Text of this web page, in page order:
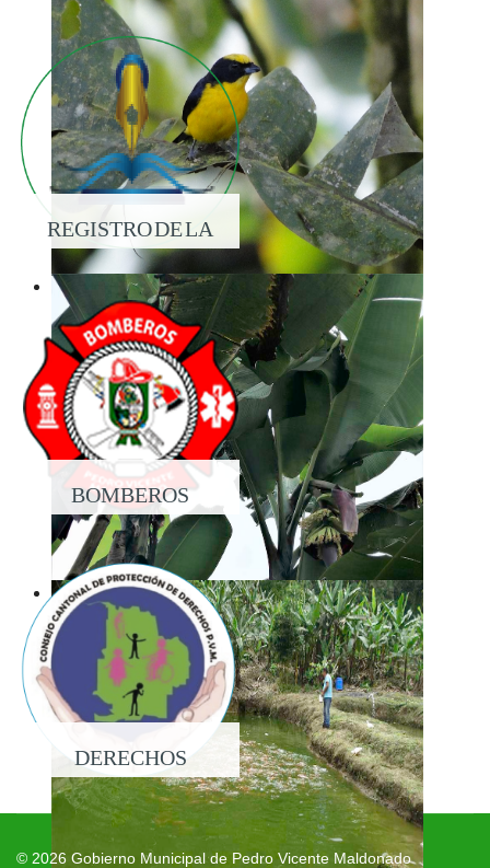
REGISTRO DE LA
PROPIEDAD
BOMBEROS
DERECHOS
© 2026 Gobierno Municipal de Pedro Vicente Maldonado